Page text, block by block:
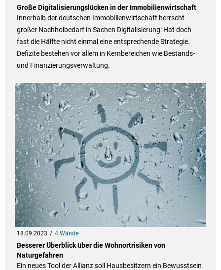
Große Digitalisierungslücken in der Immobilienwirtschaft
Innerhalb der deutschen Immobilienwirtschaft herrscht
großer Nachholbedarf in Sachen Digitalisierung: Hat doch
fast die Hälfte nicht einmal eine entsprechende Strategie.
Defizite bestehen vor allem in Kernbereichen wie Bestands-
und Finanzierungsverwaltung.
18.09.2023 4 Wände
Besserer Überblick über die Wohnortrisiken von
Naturgefahren
Ein neues Tool der Allianz soll Hausbesitzern ein Bewusstsein